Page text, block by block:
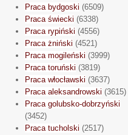
Praca bydgoski (6509)
Praca świecki (6338)
Praca rypiński (4556)
Praca żniński (4521)
Praca mogileński (3999)
Praca toruński (3819)
Praca włocławski (3637)
Praca aleksandrowski (3615)
Praca golubsko-dobrzyński
(3452)
Praca tucholski (2517)